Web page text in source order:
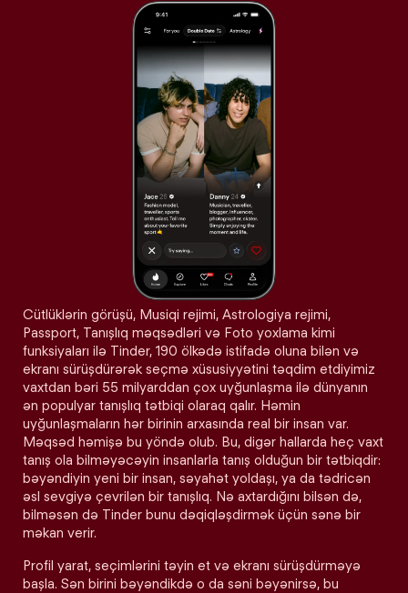
Cütlüklərin görüşü, Musiqi rejimi, Astrologiya rejimi,
Passport, Tanışlıq məqsədləri və Foto yoxlama kimi
funksiyaları ilə Tinder, 190 ölkədə istifadə oluna bilən və
ekranı sürüşdürərək seçmə xüsusiyyətini təqdim etdiyimiz
vaxtdan bəri 55 milyarddan çox uyğunlaşma ilə dünyanın
ən populyar tanışlıq tətbiqi olaraq qalır. Həmin
uyğunlaşmaların hər birinin arxasında real bir insan var.
Məqsəd həmişə bu yöndə olub. Bu, digər hallarda heç vaxt
tanış ola bilməyəcəyin insanlarla tanış olduğun bir tətbiqdir:
bəyəndiyin yeni bir insan, səyahət yoldaşı, ya da tədricən
əsl sevgiyə çevrilən bir tanışlıq. Nə axtardığını bilsən də,
bilməsən də Tinder bunu dəqiqləşdirmək üçün sənə bir
məkan verir.
Profil yarat, seçimlərini təyin et və ekranı sürüşdürməyə
başla. Sən birini bəyəndikdə o da səni bəyənirsə, bu